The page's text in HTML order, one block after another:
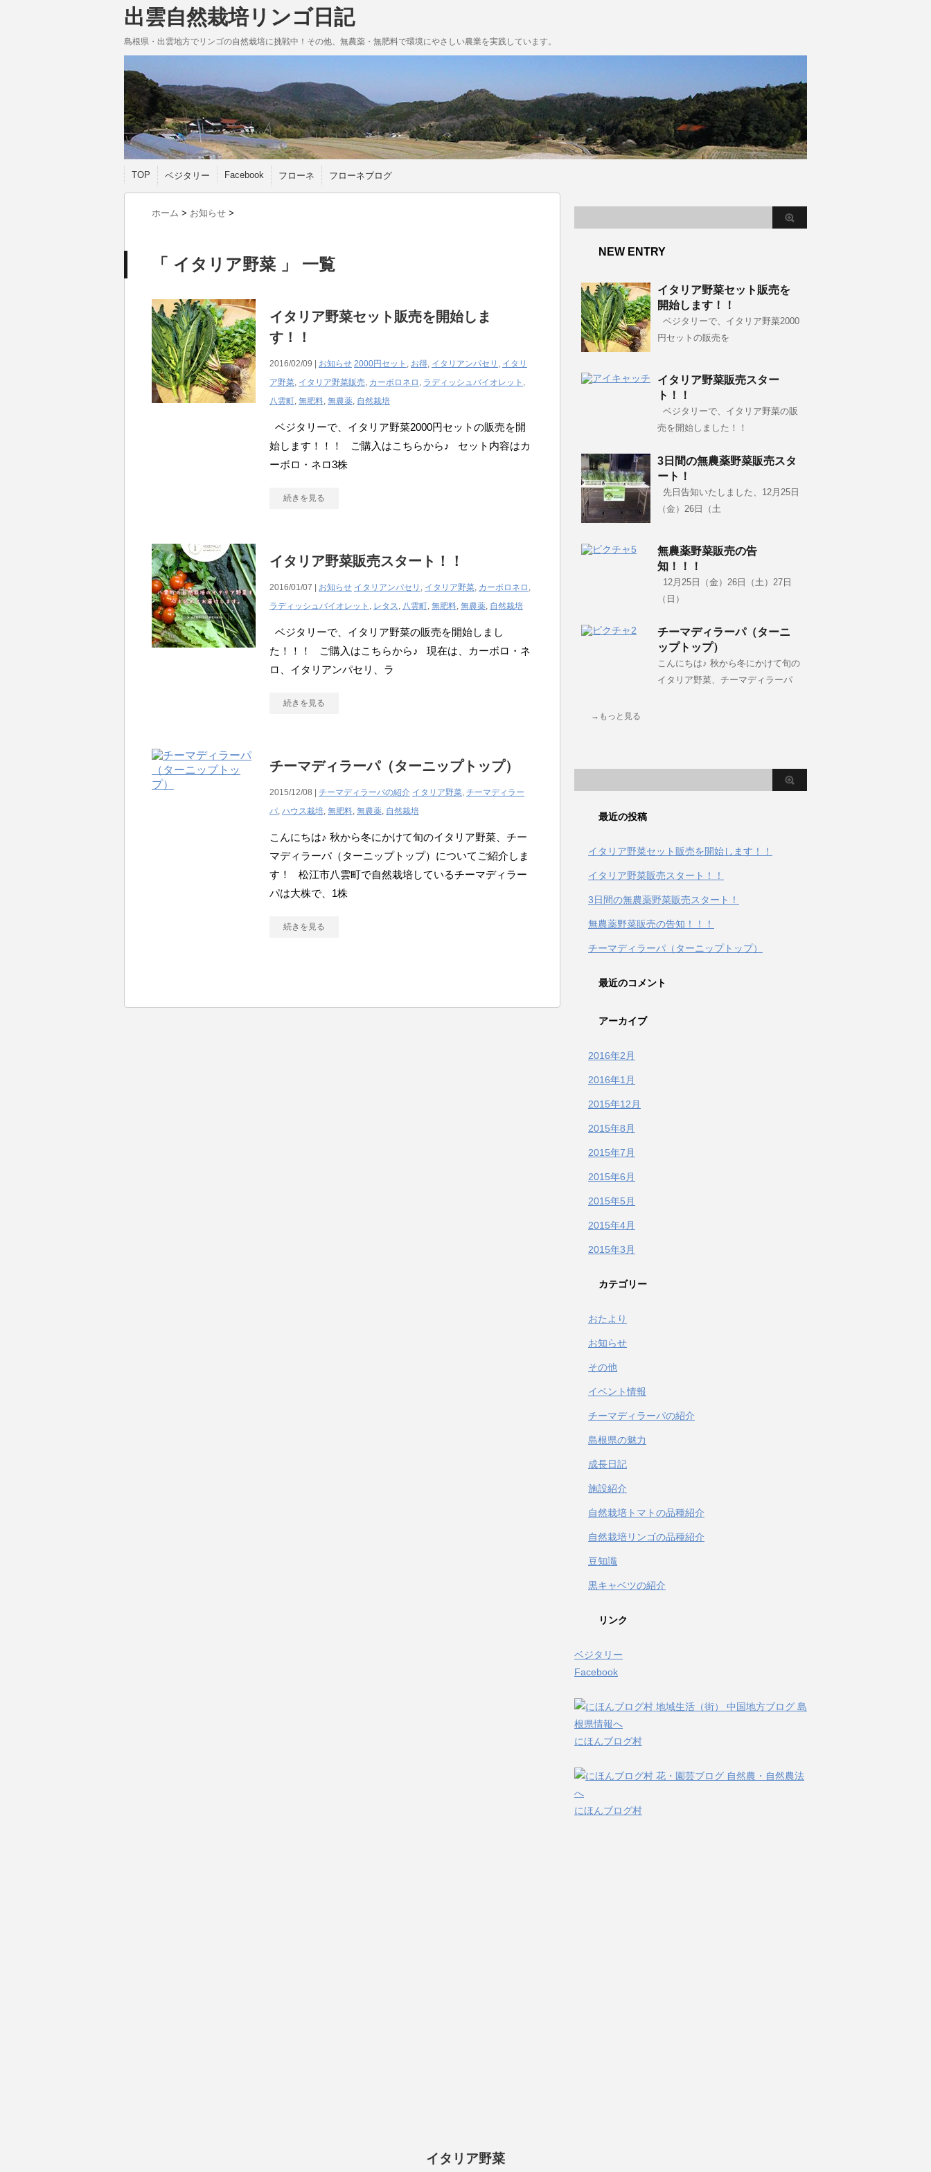
出雲自然栽培リンゴ日記
島根県・出雲地方でリンゴの自然栽培に挑戦中！その他、無農薬・無肥料で環境にやさしい農業を実践しています。
TOP ベジタリー Facebook フローネ フローネブログ
ホーム > お知らせ >
「 イタリア野菜 」 一覧
イタリア野菜セット販売を開始しま
す！！
2016/02/09 | お知らせ 2000円セット , お得, イタリアンパセリ , イタリ
ア野菜, イタリア野菜販売, カーボロネロ , ラディッシュバイオレット ,
八雲町, 無肥料, 無農薬, 自然栽培
ベジタリーで、イタリア野菜2000円セットの販売を開
始します！！！ ご購入はこちらから♪ セット内容はカ
ーボロ・ネロ3株
続きを見る
イタリア野菜販売スタート！！
2016/01/07 | お知らせ イタリアンパセリ , イタリア野菜, カーボロネロ ,
ラディッシュバイオレット , レタス, 八雲町, 無肥料, 無農薬, 自然栽培
ベジタリーで、イタリア野菜の販売を開始しまし
た！！！ ご購入はこちらから♪ 現在は、カーボロ・ネ
ロ、イタリアンパセリ、ラ
続きを見る
チーマディラーパ（ターニップトップ）
2015/12/08 | チーマディラーパの紹介 イタリア野菜, チーマディラー
パ, ハウス栽培, 無肥料, 無農薬, 自然栽培
こんにちは♪ 秋から冬にかけて旬のイタリア野菜、チー
マディラーパ（ターニップトップ）についてご紹介しま
す！ 松江市八雲町で自然栽培しているチーマディラー
パは大株で、1株
続きを見る
NEW ENTRY
イタリア野菜セット販売を
開始します！！
ベジタリーで、イタリア野菜2000
円セットの販売を
イタリア野菜販売スター
ト！！
ベジタリーで、イタリア野菜の販
売を開始しました！！
3日間の無農薬野菜販売スタ
ート！
先日告知いたしました、12月25日
（金）26日（土
無農薬野菜販売の告
知！！！
12月25日（金）26日（土）27日
（日）
チーマディラーパ（ターニ
ップトップ）
こんにちは♪ 秋から冬にかけて旬の
イタリア野菜、チーマディラーパ
→もっと見る
最近の投稿
イタリア野菜セット販売を開始します！！
イタリア野菜販売スタート！！
3日間の無農薬野菜販売スタート！
無農薬野菜販売の告知！！！
チーマディラーパ（ターニップトップ）
最近のコメント
アーカイブ
2016年2月
2016年1月
2015年12月
2015年8月
2015年7月
2015年6月
2015年5月
2015年4月
2015年3月
カテゴリー
おたより
お知らせ
その他
イベント情報
チーマディラーパの紹介
島根県の魅力
成長日記
施設紹介
自然栽培トマトの品種紹介
自然栽培リンゴの品種紹介
豆知識
黒キャベツの紹介
リンク
ベジタリー
Facebook
にほんブログ村
にほんブログ村
イタリア野菜